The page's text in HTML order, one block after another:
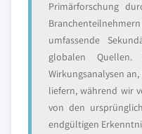
Primärforschung
umfassende
globalen
Wirkungsanalysen
liefern, während wir
von den
endgültigen